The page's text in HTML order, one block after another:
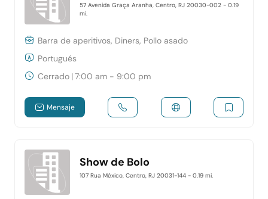
57 Avenida Graça Aranha, Centro, RJ 20030-002 - 0.19
mi.
Barra de aperitivos, Diners, Pollo asado
Portugués
Cerrado |7:00 am - 9:00 pm
Mensaje
Show de Bolo
107 Rua México, Centro, RJ 20031-144 - 0.19 mi.